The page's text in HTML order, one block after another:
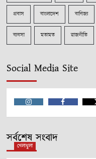
প্রবাস বাংলাদেশ বাণিজ্য
ব্যবসা মতামত রাজনীতি
Social Media Site
Instagram Facebook
সর্বশেষ সংবাদ
খেলাধুলা